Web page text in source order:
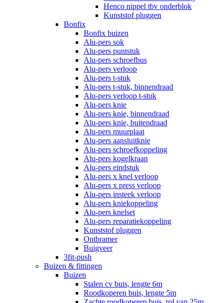
Henco nippel tbv onderblok
Kunststof pluggen
Bonfix
Bonfix buizen
Alu-pers sok
Alu-pers puntstuk
Alu-pers schroefbus
Alu-pers verloop
Alu-pers t-stuk
Alu-pers t-stuk, binnendraad
Alu-pers verloop t-stuk
Alu-pers knie
Alu-pers knie, binnendraad
Alu-pers knie, buitendraad
Alu-pers muurplaat
Alu-pers aansluitknie
Alu-pers schroefkoppeling
Alu-pers kogelkraan
Alu-pers eindstuk
Alu-pers x knel verloop
Alu-pers x press verloop
Alu-pers insteek verloop
Alu-pers kniekoppeling
Alu-pers knelset
Alu-pers reparatiekoppeling
Kunststof pluggen
Ontbramer
Buigveer
3fit-push
Buizen & fittingen
Buizen
Stalen cv buis, lengte 6m
Roodkoperen buis, lengte 5m